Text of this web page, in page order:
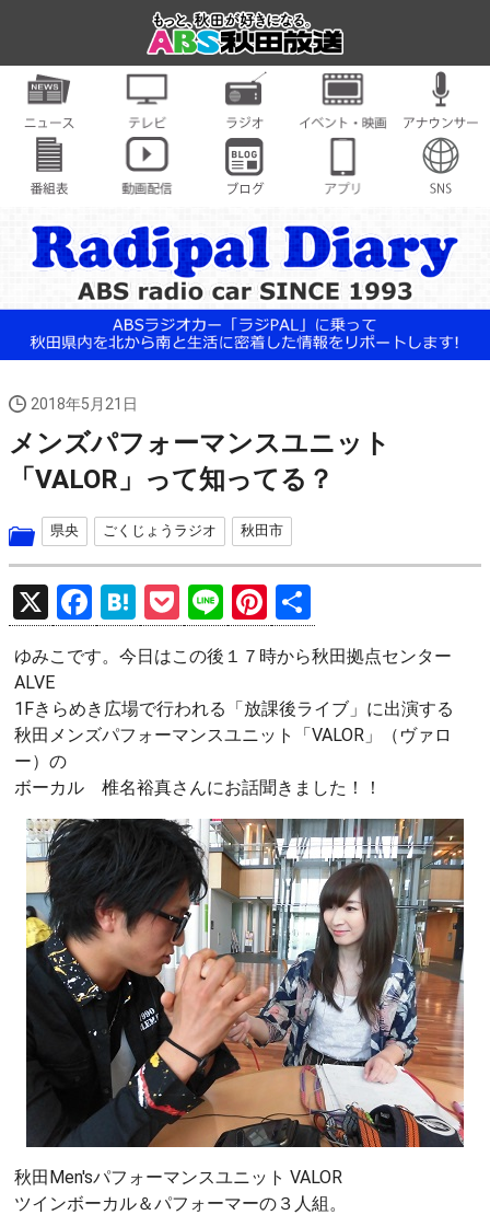
2018年5月21日
メンズパフォーマンスユニット
「VALOR」って知ってる？
県央 ごくじょうラジオ 秋田市
X
F
a
ce
b
o
o
k
H
at
e
n
a
P
o
ck
et
Li
n
e
Pi
nt
er
es
t
有
ゆみこです。今日はこの後１７時から秋田拠点センター
ALVE
‪1Fきらめき広場で行われる「放課後ライブ」に出演する
秋田メンズパフォーマンスユニット「VALOR」（ヴァロ
ー）の
ボーカル 椎名裕真さんにお話聞きました！！
秋田Men'sパフォーマンスユニット VALOR
ツインボーカル＆パフォーマーの３人組。